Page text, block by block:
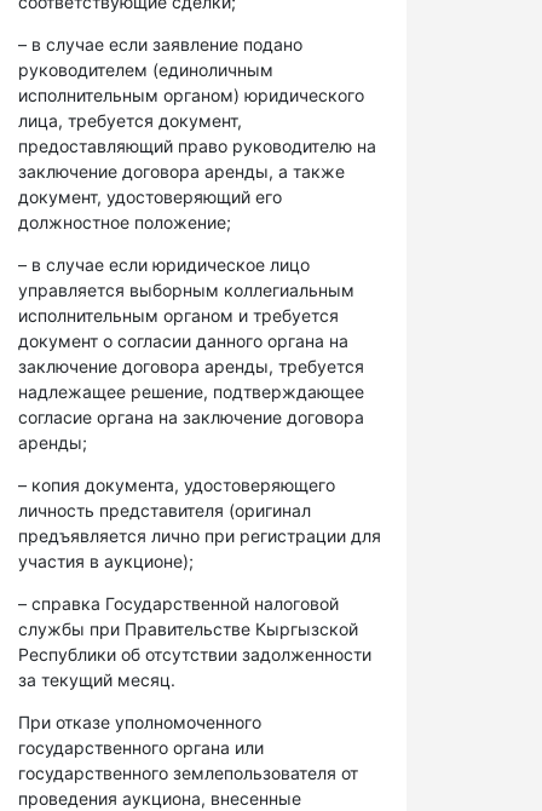
– в случае если заявление подано
руководителем (единоличным
исполнительным органом) юридического
лица, требуется документ,
предоставляющий право руководителю на
заключение договора аренды, а также
документ, удостоверяющий его
должностное положение;
– в случае если юридическое лицо
управляется выборным коллегиальным
исполнительным органом и требуется
документ о согласии данного органа на
заключение договора аренды, требуется
надлежащее решение, подтверждающее
согласие органа на заключение договора
аренды;
– копия документа, удостоверяющего
личность представителя (оригинал
предъявляется лично при регистрации для
участия в аукционе);
– справка Государственной налоговой
службы при Правительстве Кыргызской
Республики об отсутствии задолженности
за текущий месяц.
При отказе уполномоченного
государственного органа или
государственного землепользователя от
проведения аукциона, внесенные